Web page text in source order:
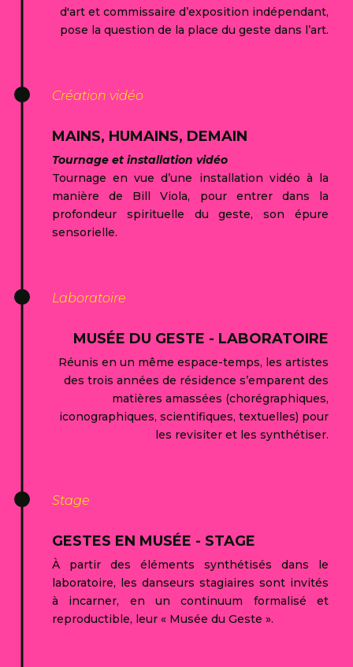
d'art et commissaire d’exposition indépendant,
pose la question de la place du geste dans l’art.
Création vidéo
MAINS, HUMAINS, DEMAIN
Tournage et installation vidéo
Tournage en vue d’une installation vidéo à la
manière de Bill Viola, pour entrer dans la
profondeur spirituelle du geste, son épure
sensorielle.
Laboratoire
MUSÉE DU GESTE - LABORATOIRE
Réunis en un même espace-temps, les artistes
des trois années de résidence s’emparent des
matières amassées (chorégraphiques,
iconographiques, scientifiques, textuelles) pour
les revisiter et les synthétiser.
Stage
GESTES EN MUSÉE - STAGE
À partir des éléments synthétisés dans le
laboratoire, les danseurs stagiaires sont invités
à incarner, en un continuum formalisé et
reproductible, leur « Musée du Geste ».